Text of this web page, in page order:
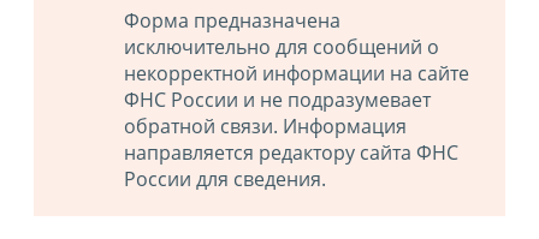
Форма предназначена
исключительно для сообщений о
некорректной информации на сайте
ФНС России и не подразумевает
обратной связи. Информация
направляется редактору сайта ФНС
России для сведения.